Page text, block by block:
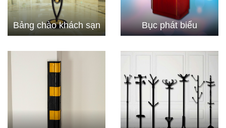
Bảng chào khách sạn Bục phát biểu